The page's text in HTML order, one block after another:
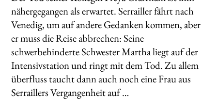
nähergegangen als erwartet. Serrailler fährt nach
Venedig, um auf andere Gedanken kommen, aber
er muss die Reise abbrechen: Seine
schwerbehinderte Schwester Martha liegt auf der
Intensivstation und ringt mit dem Tod. Zu allem
überfluss taucht dann auch noch eine Frau aus
Serraillers Vergangenheit auf …